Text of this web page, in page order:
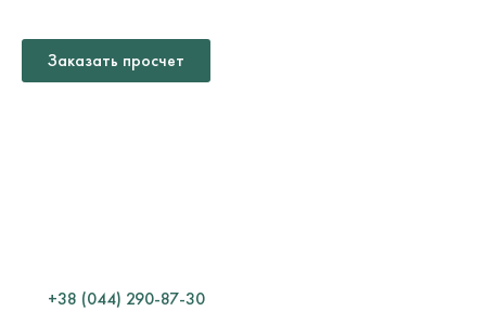
Заказать просчет
+38 (044) 290-87-30